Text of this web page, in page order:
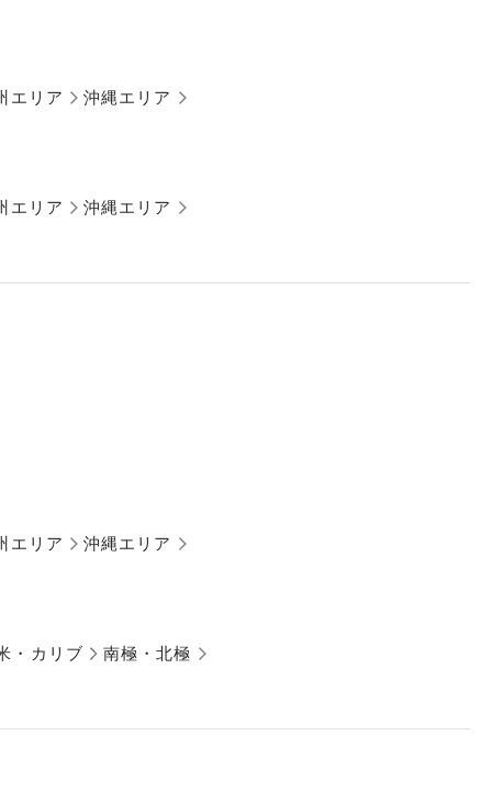
エリア 沖縄エリア
エリア 沖縄エリア
エリア 沖縄エリア
・カリブ 南極・北極